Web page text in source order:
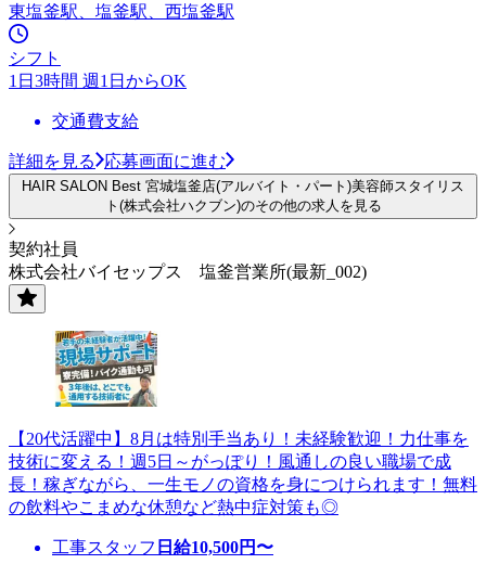
東塩釜駅、塩釜駅、西塩釜駅
シフト
1日3時間 週1日からOK
交通費支給
詳細を見る 応募画面に進む
HAIR SALON Best 宮城塩釜店(アルバイト・パート)美容師スタイリス
ト(株式会社ハクブン)のその他の求人を見る
契約社員
株式会社バイセップス 塩釜営業所(最新_002)
【20代活躍中】8月は特別手当あり！未経験歓迎！力仕事を
技術に変える！週5日～がっぽり！風通しの良い職場で成
長！稼ぎながら、一生モノの資格を身につけられます！無料
の飲料やこまめな休憩など熱中症対策も◎
工事スタッフ 日給10,500円〜